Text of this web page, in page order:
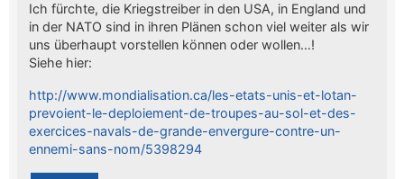
Ich fürchte, die Kriegstreiber in den USA, in England und
in der NATO sind in ihren Plänen schon viel weiter als wir
uns überhaupt vorstellen können oder wollen…!
Siehe hier:
http://www.mondialisation.ca/les-etats-unis-et-lotan-
prevoient-le-deploiement-de-troupes-au-sol-et-des-
exercices-navals-de-grande-envergure-contre-un-
ennemi-sans-nom/5398294